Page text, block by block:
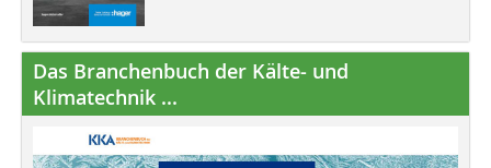
Das Branchenbuch der Kälte- und
Klimatechnik ...